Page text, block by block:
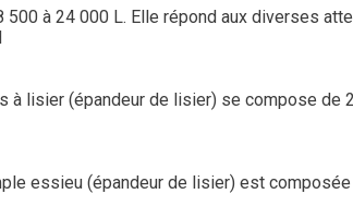
à 24 000 L. Elle répond aux diverses
à lisier (épandeur de lisier) se compose de
essieu (épandeur de lisier) est composée